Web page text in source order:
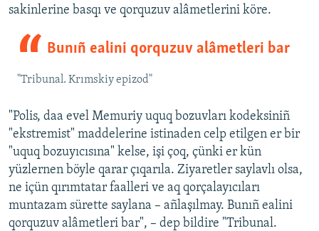
sakinlerine basqı ve qorquzuv alâmetlerini köre.
Bunıñ ealini qorquzuv alâmetleri bar
"Tribunal. Krımskiy epizod"
"Polis, daa evel Memuriy uquq bozuvları kodeksiniñ
"ekstremist" maddelerine istinaden celp etilgen er bir
"uquq bozuyıcısına" kelse, işi çoq, çünki er kün
yüzlernen böyle qarar çıqarıla. Ziyaretler saylavlı olsa,
ne içün qırımtatar faalleri ve aq qorçalayıcıları
muntazam sürette saylana – añlaşılmay. Bunıñ ealini
qorquzuv alâmetleri bar", – dep bildire "Tribunal.